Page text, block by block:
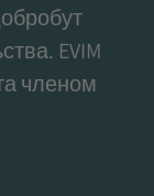
EVIM
членом